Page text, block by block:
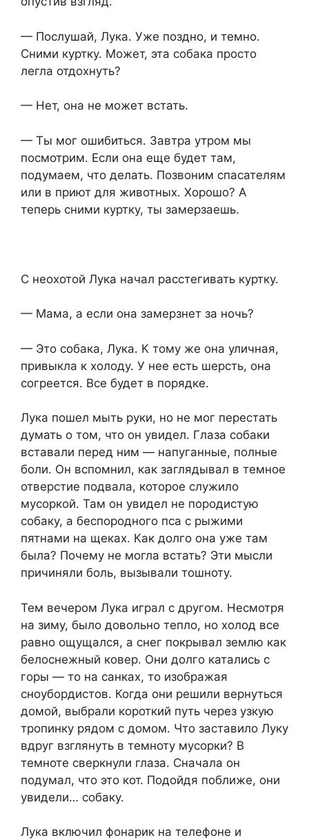
— Послушай, Лука. Уже поздно, и темно.
Сними куртку. Может, эта собака просто
легла отдохнуть?
— Нет, она не может встать.
— Ты мог ошибиться. Завтра утром мы
посмотрим. Если она еще будет там,
подумаем, что делать. Позвоним спасателям
или в приют для животных. Хорошо? А
теперь сними куртку, ты замерзаешь.
С неохотой Лука начал расстегивать куртку.
— Мама, а если она замерзнет за ночь?
— Это собака, Лука. К тому же она уличная,
привыкла к холоду. У нее есть шерсть, она
согреется. Все будет в порядке.
Лука пошел мыть руки, но не мог перестать
думать о том, что он увидел. Глаза собаки
вставали перед ним — напуганные, полные
боли. Он вспомнил, как заглядывал в темное
отверстие подвала, которое служило
мусоркой. Там он увидел не породистую
собаку, а беспородного пса с рыжими
пятнами на щеках. Как долго она уже там
была? Почему не могла встать? Эти мысли
причиняли боль, вызывали тошноту.
Тем вечером Лука играл с другом. Несмотря
на зиму, было довольно тепло, но холод все
равно ощущался, а снег покрывал землю как
белоснежный ковер. Они долго катались с
горы — то на санках, то изображая
сноубордистов. Когда они решили вернуться
домой, выбрали короткий путь через узкую
тропинку рядом с домом. Что заставило Луку
вдруг взглянуть в темноту мусорки? В
темноте сверкнули глаза. Сначала он
подумал, что это кот. Подойдя поближе, они
увидели… собаку.
Лука включил фонарик на телефоне и